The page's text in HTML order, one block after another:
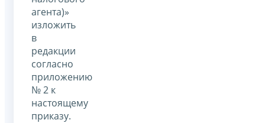
агента)»
изложить
в
редакции
согласно
приложению
№ 2 к
настоящему
приказу.